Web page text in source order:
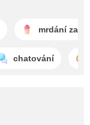
mrdání
chatování